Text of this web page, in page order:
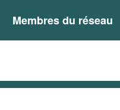
Membres du réseau